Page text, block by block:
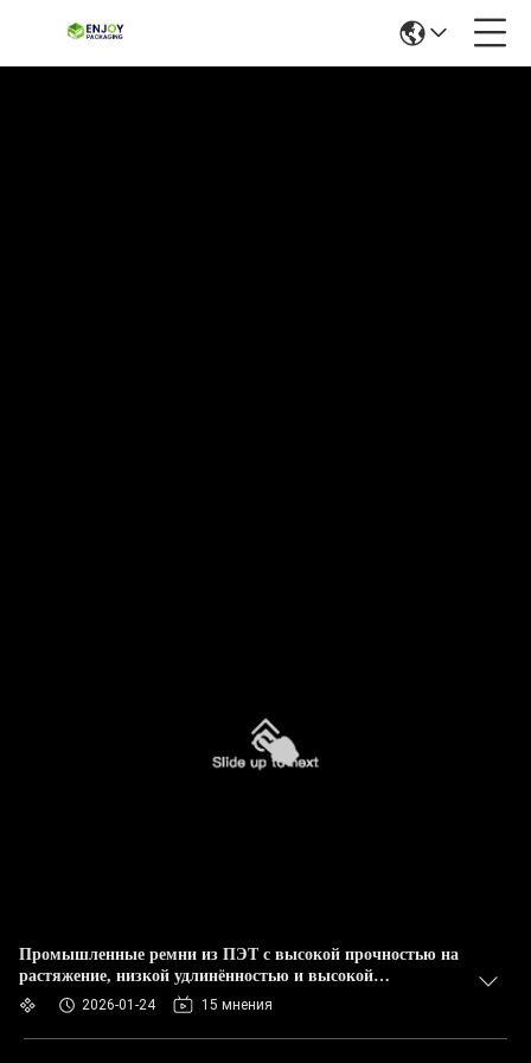
Промышленные ремни из ПЭТ с высокой прочностью на
растяжение, низкой удлинённостью и высокой
температурной устойчивостью для безопасной упаковки
2026-01-24 15 мнения